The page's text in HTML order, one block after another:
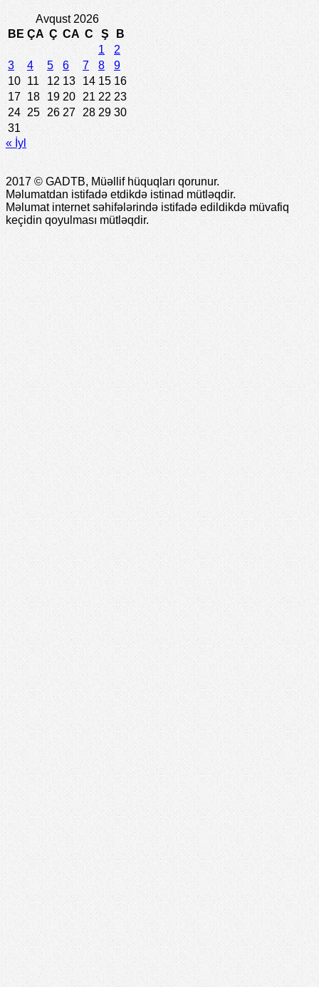
Avqust 2026
BE ÇA Ç CA C Ş
B
1
2
3
4 5 6 7 8
9
10 11 12 13 14 15 16
17 18 19 20 21 22 23
24 25 26 27 28 29 30
31
« İyl
2017 © GADTB, Müəllif hüquqları qorunur.
Məlumatdan istifadə etdikdə istinad mütləqdir.
Məlumat internet səhifələrində istifadə edildikdə müvafiq
keçidin qoyulması mütləqdir.